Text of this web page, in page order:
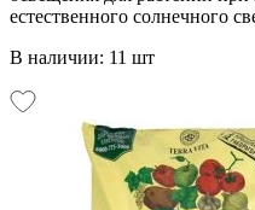
естественного солнечного
В наличии: 11 шт